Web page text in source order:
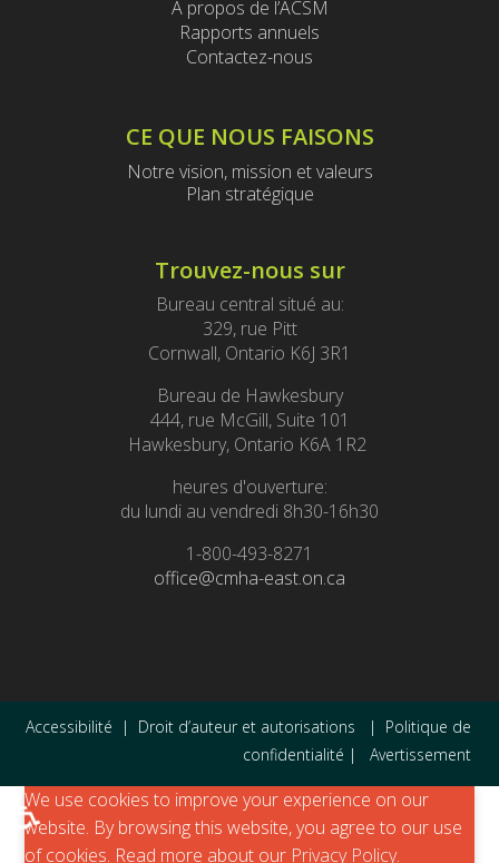
À propos de l’ACSM
Rapports annuels
Contactez-nous
CE QUE NOUS FAISONS
Notre vision, mission et valeurs
Plan stratégique
Trouvez-nous sur
Bureau central situé au:
329, rue Pitt
Cornwall, Ontario K6J 3R1
Bureau de Hawkesbury
444, rue McGill, Suite 101
Hawkesbury, Ontario K6A 1R2
heures d'ouverture:
du lundi au vendredi 8h30-16h30
1-800-493-8271
office@cmha-east.on.ca
Accessibilité | Droit d’auteur et autorisations | Politique de
confidentialité | Avertissement
We use cookies to improve your experience on our
website. By browsing this website, you agree to our use
of cookies. Read more about our Privacy Policy.